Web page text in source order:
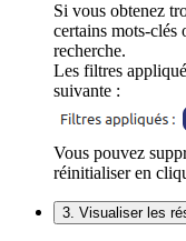
Si vous obtenez
certains mots-clés
recherche.
Les filtres
suivante :
Vous pouvez
réinitialiser en
3. Visualiser les